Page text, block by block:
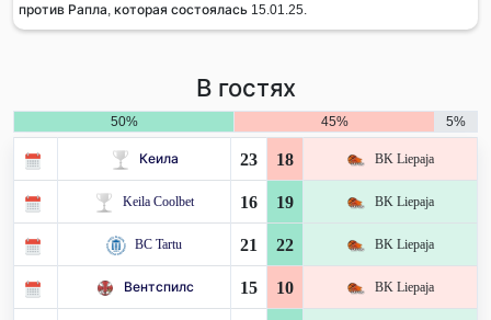
против Рапла, которая состоялась 15.01.25.
В гостях
50% 45% 5%
Кеила 23 18 BK Liepaja
Keila Coolbet 16 19 BK Liepaja
BC Tartu 21 22 BK Liepaja
Вентспилс 15 10 BK Liepaja